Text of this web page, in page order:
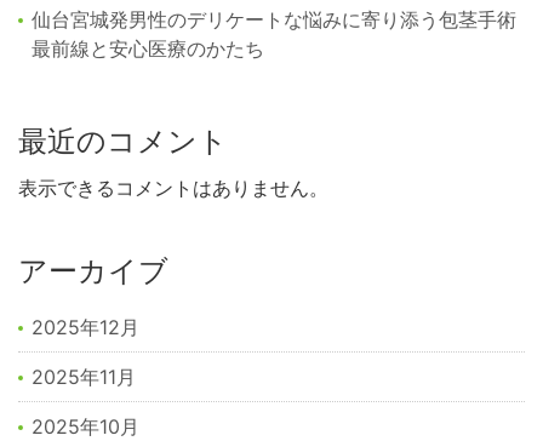
仙台宮城発男性のデリケートな悩みに寄り添う包茎手術
最前線と安心医療のかたち
最近のコメント
表示できるコメントはありません。
アーカイブ
2025年12月
2025年11月
2025年10月